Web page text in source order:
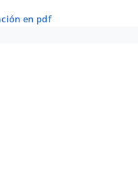
en pdf